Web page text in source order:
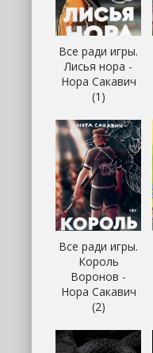
Все ради игры.
Лисья нора -
Нора Сакавич
(1)
Все ради игры.
Король
Воронов -
Нора Сакавич
(2)